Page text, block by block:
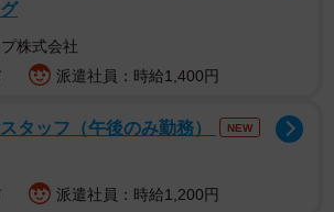
株式会社
派遣社員：時給1,400円
タッフ（午後のみ勤務） NEW
派遣社員：時給1,200円